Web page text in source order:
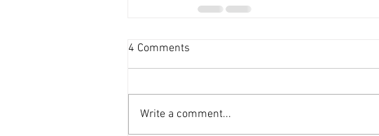
4 Comments
Write a comment...